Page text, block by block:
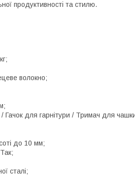
продуктивності та стилю.
волокно;
для гарнітури / Тримач для чашки
до 10 мм;
сталі;